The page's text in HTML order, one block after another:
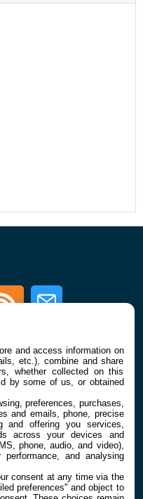
RSS Newsletter
rédaction
and access information on
etc.), combine and share
whether collected on this
by some of us, or obtained
preferences, purchases,
and emails, phone, precise
and offering you services,
across your devices and
phone, audio, and video),
performance, and analysing
consent at any time via the
preferences" and object to